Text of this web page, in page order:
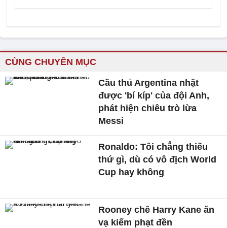
CÙNG CHUYÊN MỤC
Cầu thủ Argentina nhặt
được 'bí kíp' của đội Anh,
phát hiện chiêu trò lừa
Messi
Ronaldo: Tôi chẳng thiếu
thứ gì, dù có vô địch World
Cup hay không
Rooney chê Harry Kane ăn
vạ kiếm phạt đền